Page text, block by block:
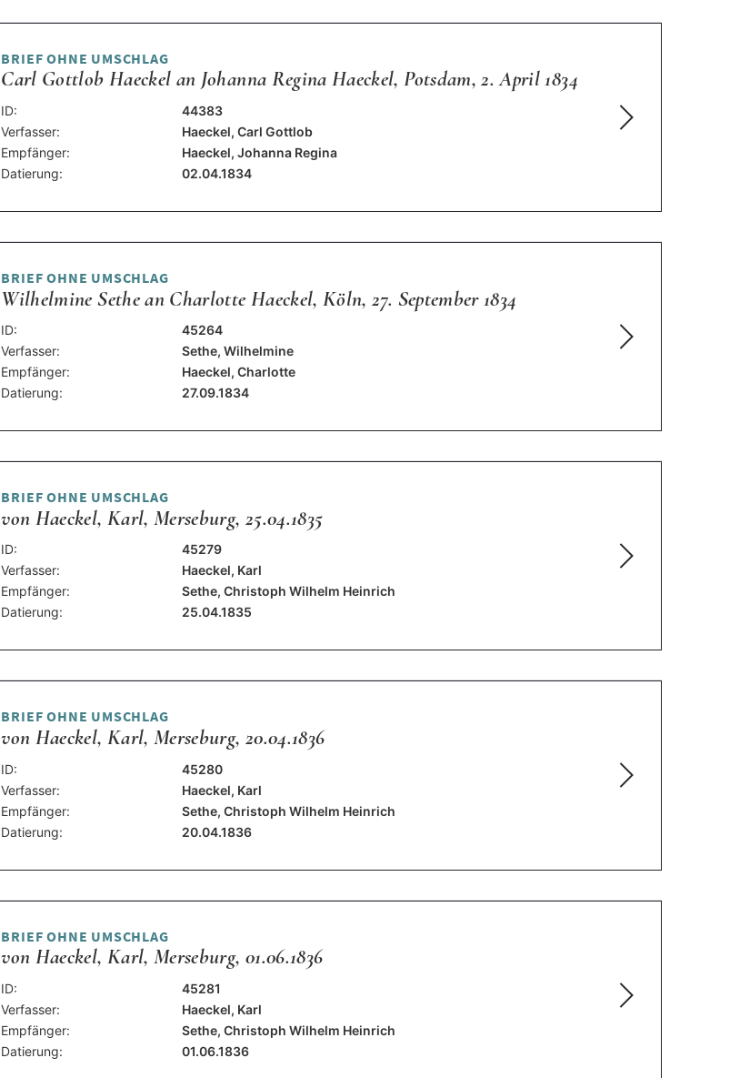
BRIEF OHNE UMSCHLAG
Carl Gottlob Haeckel an Johanna Regina Haeckel, Potsdam, 2. April 1834
ID:
44383
Verfasser:
Haeckel, Carl Gottlob
Empfänger:
Haeckel, Johanna Regina
Datierung:
02.04.1834
BRIEF OHNE UMSCHLAG
Wilhelmine Sethe an Charlotte Haeckel, Köln, 27. September 1834
ID:
45264
Verfasser:
Sethe, Wilhelmine
Empfänger:
Haeckel, Charlotte
Datierung:
27.09.1834
BRIEF OHNE UMSCHLAG
von Haeckel, Karl, Merseburg, 25.04.1835
ID:
45279
Verfasser:
Haeckel, Karl
Empfänger:
Sethe, Christoph Wilhelm Heinrich
Datierung:
25.04.1835
BRIEF OHNE UMSCHLAG
von Haeckel, Karl, Merseburg, 20.04.1836
ID:
45280
Verfasser:
Haeckel, Karl
Empfänger:
Sethe, Christoph Wilhelm Heinrich
Datierung:
20.04.1836
BRIEF OHNE UMSCHLAG
von Haeckel, Karl, Merseburg, 01.06.1836
ID:
45281
Verfasser:
Haeckel, Karl
Empfänger:
Sethe, Christoph Wilhelm Heinrich
Datierung:
01.06.1836